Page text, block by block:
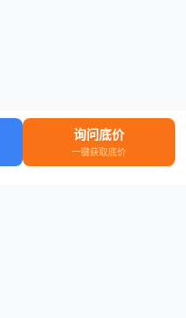
询问底价
一键获取底价
知识 登录